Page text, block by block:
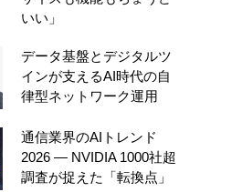
いい」
データ基盤とデジタルツ
インが支えるAI時代の自
律型ネットワーク運用
通信業界のAIトレンド
2026 ― NVIDIA 1000社超
調査が捉えた「転換点」